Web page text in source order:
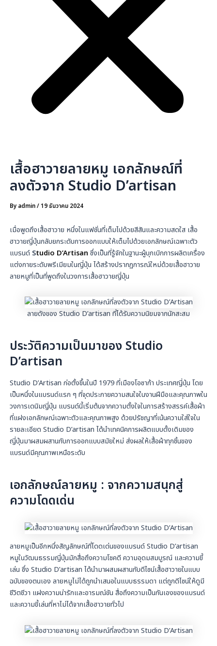
เสื้อฮาวายลายหมู เอกลักษณ์ที่
ลงตัวจาก Studio D’artisan
By admin/19 ธันวาคม 2024
เมื่อพูดถึงเสื้อฮาวาย หนึ่งในแฟชั่นที่เต็มไปด้วยสีสันและความสดใส เสื้อ
ฮาวายญี่ปุ่นกลับยกระดับการออกแบบให้เต็มไปด้วยเอกลักษณ์เฉพาะตัว
แบรนด์ Studio D’Artisan ซึ่งเป็นที่รู้จักในฐานะผู้บุกเบิกการผลิตเครื่อง
แต่งกายระดับพรีเมียมในญี่ปุ่น ได้สร้างปรากฏการณ์ใหม่ด้วยเสื้อฮาวาย
ลายหมูที่เป็นที่พูดถึงในวงการเสื้อฮาวายญี่ปุ่น
ลายดังของ Studio D’artisan ที่ได้รับความนิยมจากนักสะสม
ประวัติความเป็นมาของ Studio
D’artisan
Studio D’Artisan ก่อตั้งขึ้นในปี 1979 ที่เมืองโอซาก้า ประเทศญี่ปุ่น โดย
เป็นหนึ่งในแบรนด์แรก ๆ ที่จุดประกายความสนใจในงานฝีมือและคุณภาพใน
วงการเดนิมญี่ปุ่น แบรนด์นี้เริ่มต้นจากความตั้งใจในการสร้างสรรค์เสื้อผ้า
ที่แฝงเอกลักษณ์เฉพาะตัวและคุณภาพสูง ด้วยปรัชญาที่เน้นความใส่ใจใน
รายละเอียด Studio D’artisan ได้นำเทคนิคการผลิตแบบดั้งเดิมของ
ญี่ปุ่นมาผสมผสานกับการออกแบบสมัยใหม่ ส่งผลให้เสื้อผ้าทุกชิ้นของ
แบรนด์มีคุณภาพเหนือระดับ
เอกลักษณ์ลายหมู : จากความสนุกสู่
ความโดดเด่น
ลายหมูเป็นอีกหนึ่งสัญลักษณ์ที่โดดเด่นของแบรนด์ Studio D’artisan
หมูในวัฒนธรรมญี่ปุ่นมักสื่อถึงความโชคดี ความอุดมสมบูรณ์ และความขี้
เล่น ซึ่ง Studio D’artisan ได้นำมาผสมผสานกับดีไซน์เสื้อฮาวายในแบบ
ฉบับของตนเอง ลายหมูไม่ได้ถูกนำเสนอในแบบธรรมดา แต่ถูกดีไซน์ให้ดูมี
ชีวิตชีวา แฝงความน่ารักและอารมณ์ขัน สื่อถึงความเป็นกันเองของแบรนด์
และความขี้เล่นที่หาไม่ได้จากเสื้อฮาวายทั่วไป